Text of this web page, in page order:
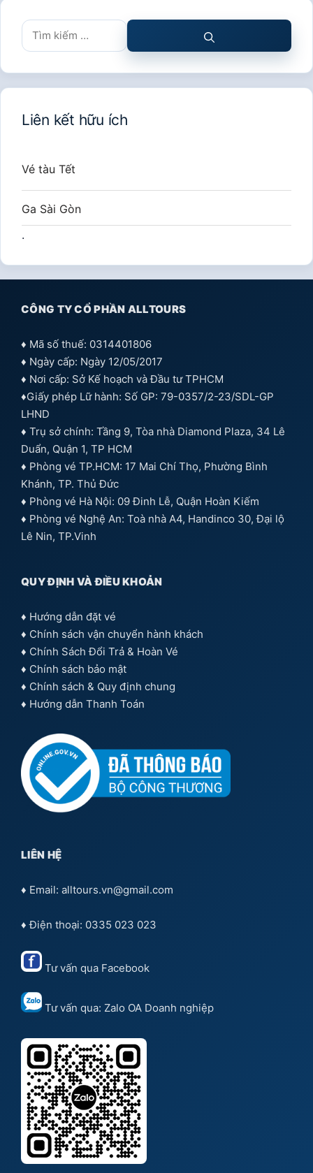
Tìm
kiếm
Liên kết hữu ích
Vé tàu Tết
Ga Sài Gòn
.
CÔNG TY CỔ PHẦN ALLTOURS
♦ Mã số thuế: 0314401806
♦ Ngày cấp: Ngày 12/05/2017
♦ Nơi cấp: Sở Kế hoạch và Đầu tư TPHCM
♦Giấy phép Lữ hành: Số GP: 79-0357/2-23/SDL-GP
LHND
♦ Trụ sở chính: Tầng 9, Tòa nhà Diamond Plaza, 34 Lê
Duẩn, Quận 1, TP HCM
♦ Phòng vé TP.HCM: 17 Mai Chí Thọ, Phường Bình
Khánh, TP. Thủ Đức
♦ Phòng vé Hà Nội: 09 Đinh Lễ, Quận Hoàn Kiếm
♦ Phòng vé Nghệ An: Toà nhà A4, Handinco 30, Đại lộ
Lê Nin, TP.Vinh
QUY ĐỊNH VÀ ĐIỀU KHOẢN
♦ Hướng dẫn đặt vé
♦ Chính sách vận chuyển hành khách
♦ Chính Sách Đổi Trả & Hoàn Vé
♦ Chính sách bảo mật
♦ Chính sách & Quy định chung
♦ Hướng dẫn Thanh Toán
LIÊN HỆ
♦ Email: alltours.vn@gmail.com
♦ Điện thoại: 0335 023 023
Tư vấn qua Facebook
Tư vấn qua: Zalo OA Doanh nghiệp